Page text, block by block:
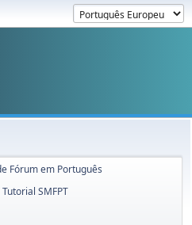
Fórum em Português
Tutorial SMFPT